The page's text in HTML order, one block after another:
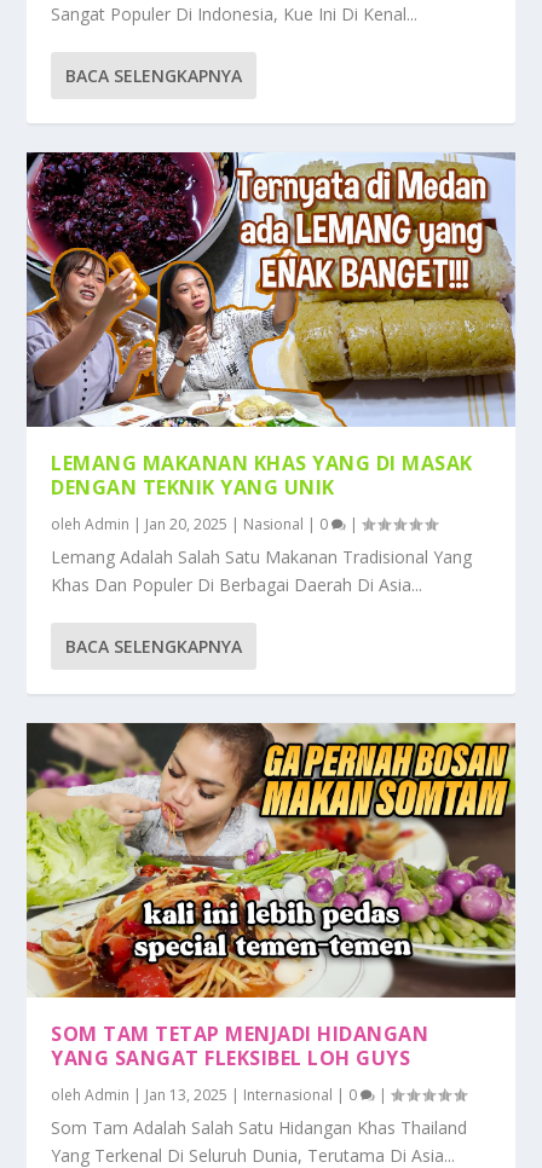
Sangat Populer Di Indonesia, Kue Ini Di Kenal...
BACA SELENGKAPNYA
LEMANG MAKANAN KHAS YANG DI MASAK
DENGAN TEKNIK YANG UNIK
olehAdmin | Jan 20, 2025 | Nasional | 0 |
Lemang Adalah Salah Satu Makanan Tradisional Yang
Khas Dan Populer Di Berbagai Daerah Di Asia...
BACA SELENGKAPNYA
SOM TAM TETAP MENJADI HIDANGAN
YANG SANGAT FLEKSIBEL LOH GUYS
olehAdmin | Jan 13, 2025 | Internasional | 0 |
Som Tam Adalah Salah Satu Hidangan Khas Thailand
Yang Terkenal Di Seluruh Dunia, Terutama Di Asia...